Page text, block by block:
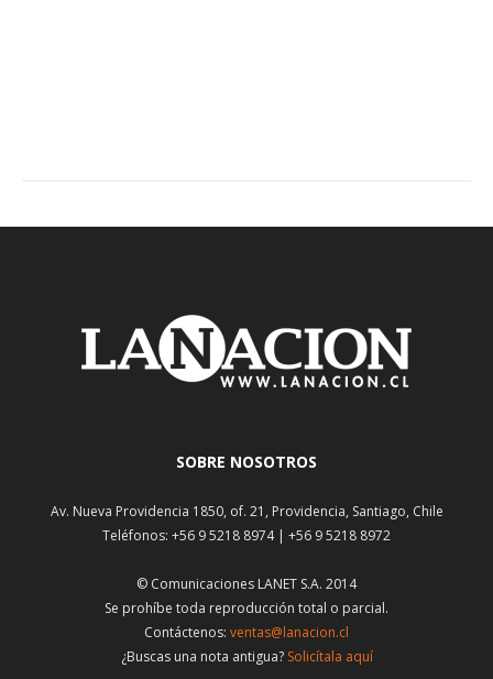
SOBRE NOSOTROS
Av. Nueva Providencia 1850, of. 21, Providencia, Santiago, Chile
Teléfonos: +56 9 5218 8974 | +56 9 5218 8972
© Comunicaciones LANET S.A. 2014
Se prohíbe toda reproducción total o parcial.
Contáctenos: ventas@lanacion.cl
¿Buscas una nota antigua? Solicítala aquí